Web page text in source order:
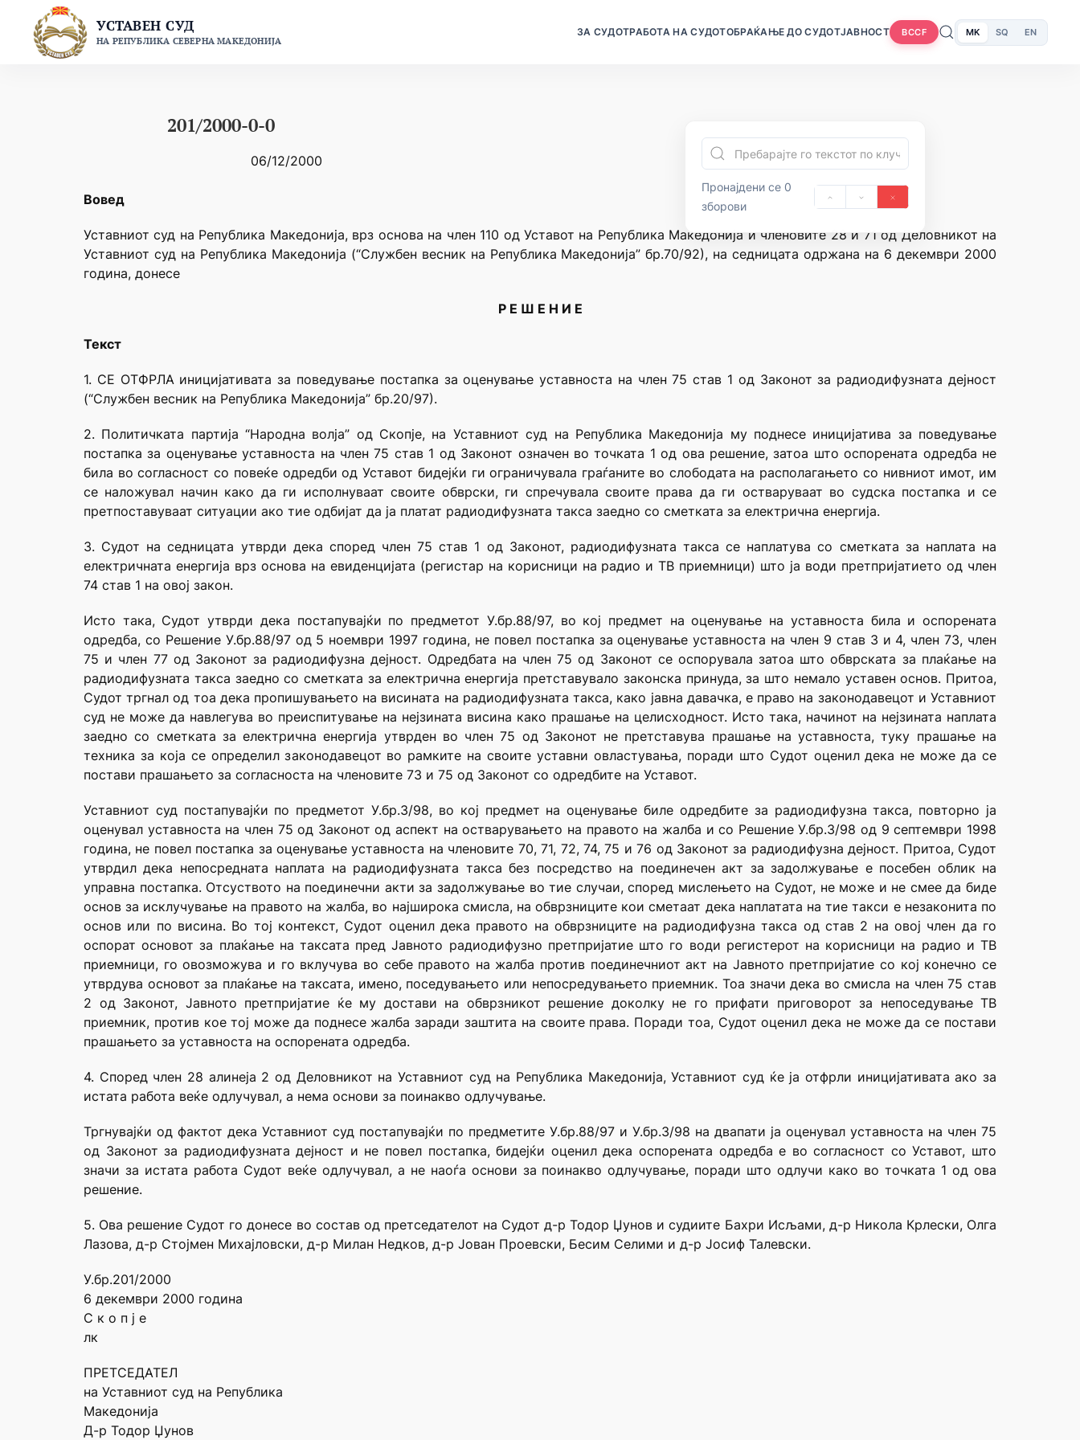
content
УСТАВЕН СУД
НА РЕПУБЛИКА СЕВЕРНА МАКЕДОНИЈА
ЗА СУДОТРАБОТА НА СУДОТОБРАЌАЊЕ ДО СУДОТЈАВНОСТ BCCF MK SQ EN
201/2000-0-0
06/12/2000
Пронајдени се 0
зборови
Вовед
Уставниот суд на Република Македонија, врз основа на член 110 од Уставот на Република Македонија и членовите 28 и 71 од Деловникот на
Уставниот суд на Република Македонија (“Службен весник на Република Македонија” бр.70/92), на седницата одржана на 6 декември 2000
година, донесе
Р Е Ш Е Н И Е
Текст
1. СЕ ОТФРЛА иницијативата за поведување постапка за оценување уставноста на член 75 став 1 од Законот за радиодифузната дејност
(“Службен весник на Република Македонија” бр.20/97).
2. Политичката партија “Народна волја” од Скопје, на Уставниот суд на Република Македонија му поднесе иницијатива за поведување
постапка за оценување уставноста на член 75 став 1 од Законот означен во точката 1 од ова решение, затоа што оспорената одредба не
била во согласност со повеќе одредби од Уставот бидејќи ги ограничувала граѓаните во слободата на располагањето со нивниот имот, им
се наложувал начин како да ги исполнуваат своите обврски, ги спречувала своите права да ги остваруваат во судска постапка и се
претпоставуваат ситуации ако тие одбијат да ја платат радиодифузната такса заедно со сметката за електрична енергија.
3. Судот на седницата утврди дека според член 75 став 1 од Законот, радиодифузната такса се наплатува со сметката за наплата на
електричната енергија врз основа на евиденцијата (регистар на корисници на радио и ТВ приемници) што ја води претпријатието од член
74 став 1 на овој закон.
Исто така, Судот утврди дека постапувајќи по предметот У.бр.88/97, во кој предмет на оценување на уставноста била и оспорената
одредба, со Решение У.бр.88/97 од 5 ноември 1997 година, не повел постапка за оценување уставноста на член 9 став 3 и 4, член 73, член
75 и член 77 од Законот за радиодифузна дејност. Одредбата на член 75 од Законот се оспорувала затоа што обврската за плаќање на
радиодифузната такса заедно со сметката за електрична енергија претставувало законска принуда, за што немало уставен основ. Притоа,
Судот тргнал од тоа дека пропишувањето на висината на радиодифузната такса, како јавна давачка, е право на законодавецот и Уставниот
суд не може да навлегува во преиспитување на нејзината висина како прашање на целисходност. Исто така, начинот на нејзината наплата
заедно со сметката за електрична енергија утврден во член 75 од Законот не претставува прашање на уставноста, туку прашање на
техника за која се определил законодавецот во рамките на своите уставни овластувања, поради што Судот оценил дека не може да се
постави прашањето за согласноста на членовите 73 и 75 од Законот со одредбите на Уставот.
Уставниот суд постапувајќи по предметот У.бр.3/98, во кој предмет на оценување биле одредбите за радиодифузна такса, повторно ја
оценувал уставноста на член 75 од Законот од аспект на остварувањето на правото на жалба и со Решение У.бр.3/98 од 9 септември 1998
година, не повел постапка за оценување уставноста на членовите 70, 71, 72, 74, 75 и 76 од Законот за радиодифузна дејност. Притоа, Судот
утврдил дека непосредната наплата на радиодифузната такса без посредство на поединечен акт за задолжување е посебен облик на
управна постапка. Отсуството на поединечни акти за задолжување во тие случаи, според мислењето на Судот, не може и не смее да биде
основ за исклучување на правото на жалба, во најширока смисла, на обврзниците кои сметаат дека наплатата на тие такси е незаконита по
основ или по висина. Во тој контекст, Судот оценил дека правото на обврзниците на радиодифузна такса од став 2 на овој член да го
оспорат основот за плаќање на таксата пред Јавното радиодифузно претпријатие што го води регистерот на корисници на радио и ТВ
приемници, го овозможува и го вклучува во себе правото на жалба против поединечниот акт на Јавното претпријатие со кој конечно се
утврдува основот за плаќање на таксата, имено, поседувањето или непосредувањето приемник. Тоа значи дека во смисла на член 75 став
2 од Законот, Јавното претпријатие ќе му достави на обврзникот решение доколку не го прифати приговорот за непоседување ТВ
приемник, против кое тој може да поднесе жалба заради заштита на своите права. Поради тоа, Судот оценил дека не може да се постави
прашањето за уставноста на оспорената одредба.
4. Според член 28 алинеја 2 од Деловникот на Уставниот суд на Република Македонија, Уставниот суд ќе ја отфрли иницијативата ако за
истата работа веќе одлучувал, а нема основи за поинакво одлучување.
Тргнувајќи од фактот дека Уставниот суд постапувајќи по предметите У.бр.88/97 и У.бр.3/98 на двапати ја оценувал уставноста на член 75
од Законот за радиодифузната дејност и не повел постапка, бидејќи оценил дека оспорената одредба е во согласност со Уставот, што
значи за истата работа Судот веќе одлучувал, а не наоѓа основи за поинакво одлучување, поради што одлучи како во точката 1 од ова
решение.
5. Ова решение Судот го донесе во состав од претседателот на Судот д-р Тодор Џунов и судиите Бахри Исљами, д-р Никола Крлески, Олга
Лазова, д-р Стојмен Михајловски, д-р Милан Недков, д-р Јован Проевски, Бесим Селими и д-р Јосиф Талевски.
У.бр.201/2000
6 декември 2000 година
С к о п ј е
лк
ПРЕТСЕДАТЕЛ
на Уставниот суд на Република
Македонија
Д-р Тодор Џунов